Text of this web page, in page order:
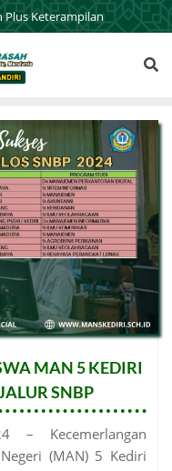
Keterampilan
MAN 5 KEDIRI
SNBP
– Kecemerlangan
(MAN) 5 Kediri